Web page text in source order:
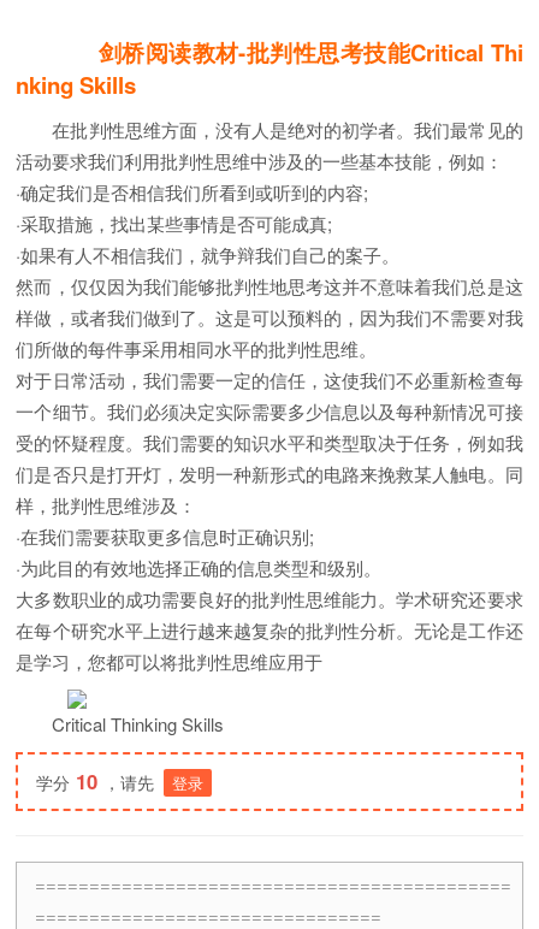
剑桥阅读教材-批判性思考技能Critical Thi
nking Skills
在批判性思维方面，没有人是绝对的初学者。我们最常见的
活动要求我们利用批判性思维中涉及的一些基本技能，例如：
·确定我们是否相信我们所看到或听到的内容;
·采取措施，找出某些事情是否可能成真;
·如果有人不相信我们，就争辩我们自己的案子。
然而，仅仅因为我们能够批判性地思考这并不意味着我们总是这
样做，或者我们做到了。这是可以预料的，因为我们不需要对我
们所做的每件事采用相同水平的批判性思维。
对于日常活动，我们需要一定的信任，这使我们不必重新检查每
一个细节。我们必须决定实际需要多少信息以及每种新情况可接
受的怀疑程度。我们需要的知识水平和类型取决于任务，例如我
们是否只是打开灯，发明一种新形式的电路来挽救某人触电。同
样，批判性思维涉及：
·在我们需要获取更多信息时正确识别;
·为此目的有效地选择正确的信息类型和级别。
大多数职业的成功需要良好的批判性思维能力。学术研究还要求
在每个研究水平上进行越来越复杂的批判性分析。无论是工作还
是学习，您都可以将批判性思维应用于
Critical Thinking Skills
学分 10 ，请先 登录
============================================
================================